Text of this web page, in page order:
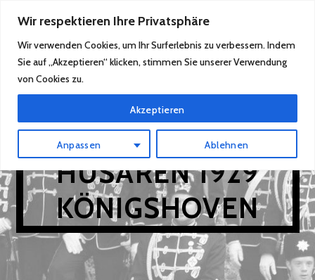
Wir respektieren Ihre Privatsphäre
Wir verwenden Cookies, um Ihr Surferlebnis zu verbessern. Indem
Sie auf „Akzeptieren“ klicken, stimmen Sie unserer Verwendung
von Cookies zu.
Anpassen Ablehnen
Akzeptieren
springen
MENÜ
SCHWARZE
HUSAREN 1929
KÖNIGSHOVEN